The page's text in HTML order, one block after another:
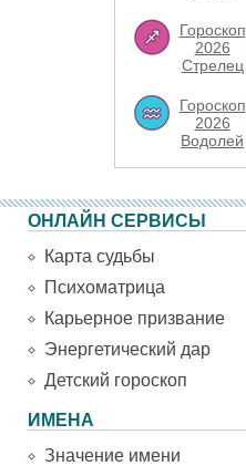
Гороскоп
2026
Стрелец
Гороскоп
2026
Водолей
ОНЛАЙН СЕРВИСЫ
Карта судьбы
Психоматрица
Карьерное призвание
Энергетический дар
Детский гороскоп
ИМЕНА
Значение имени